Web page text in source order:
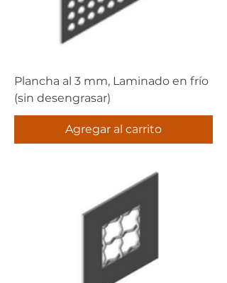
Plancha al 3 mm, Laminado en frío
(sin desengrasar)
Agregar al carrito